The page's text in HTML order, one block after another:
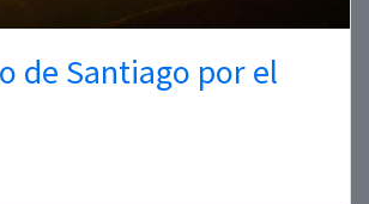
de Santiago por el